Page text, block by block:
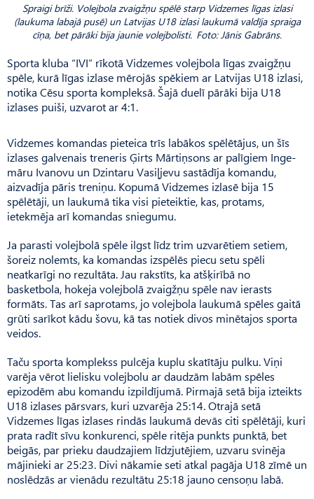
Spraigi brīži. Volejbola zvaigžņu spēlē starp Vidzemes līgas izlasi
(laukuma labajā pusē) un Latvijas U18 izlasi laukumā valdīja spraiga
cīņa, bet pārāki bija jaunie volejbolisti. Foto: Jānis Gabrāns.
Sporta kluba “IVI” rīkotā Vidzemes volejbola līgas zvaigžņu
spēle, kurā līgas izlase mērojās spēkiem ar Latvijas U18 izlasi,
notika Cēsu sporta kompleksā. Šajā duelī pārāki bija U18
izlases puiši, uzvarot ar 4:1.
Vidzemes komandas pieteica trīs labākos spēlētājus, un šīs
izlases galvenais treneris Ģirts Mārtiņsons ar palīgiem Inge­
māru Ivanovu un Dzintaru Vasiļjevu sastādīja komandu,
aizvadīja pāris treniņu. Kopumā Vidzemes izlasē bija 15
spēlētāji, un laukumā tika visi pieteiktie, kas, protams,
ietekmēja arī komandas sniegumu.
Ja parasti volejbolā spēle ilgst līdz trim uzvarētiem setiem,
šoreiz nolemts, ka komandas izspēlēs piecu setu spēli
neatkarīgi no rezultāta. Jau rakstīts, ka atšķirībā no
basketbola, hokeja volejbolā zvaigžņu spēle nav ierasts
formāts. Tas arī saprotams, jo volejbola laukumā spēles gaitā
grūti sarīkot kādu šovu, kā tas notiek divos minētajos sporta
veidos.
Taču sporta komplekss pulcēja kuplu skatītāju pulku. Viņi
varēja vērot lielisku volejbolu ar daudzām labām spēles
epizodēm abu komandu izpildījumā. Pirmajā setā bija izteikts
U18 izlases pārsvars, kuri uzvarēja 25:14. Otrajā setā
Vidzemes līgas izlases rindās laukumā devās citi spēlētāji, kuri
prata radīt sīvu konkurenci, spēle ritēja punkts punktā, bet
beigās, par prieku daudzajiem līdzjutējiem, uzvaru svinēja
mājinieki ar 25:23. Divi nākamie seti atkal pagāja U18 zīmē un
noslēdzās ar vienādu rezultātu 25:18 jauno censoņu labā.